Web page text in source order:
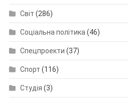
Світ (286)
Соціальна політика (46)
Спецпроекти (37)
Спорт (116)
Студія (3)